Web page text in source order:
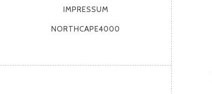
IMPRESSUM
NORTHCAPE4000